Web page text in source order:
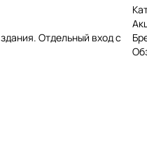
Отдельный вход с